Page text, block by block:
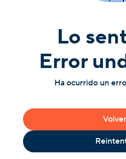
Lo
Error
Ha ocurrido un
Volver